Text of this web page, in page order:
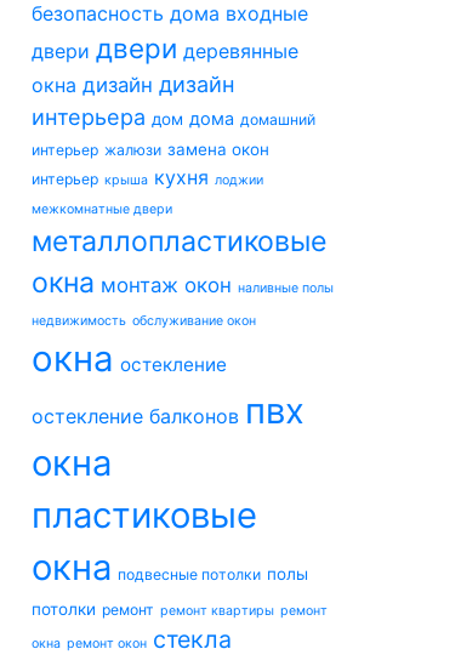
безопасность дома входные
двери двери деревянные
окна дизайн дизайн
интерьера дом дома домашний
интерьер жалюзи замена окон
интерьер крыша кухня лоджии
межкомнатные двери
металлопластиковые
окна монтаж окон наливные полы
недвижимость обслуживание окон
окна остекление
остекление балконов пвх
окна
пластиковые
окна подвесные потолки полы
потолки ремонт ремонт квартиры ремонт
окна ремонт окон стекла